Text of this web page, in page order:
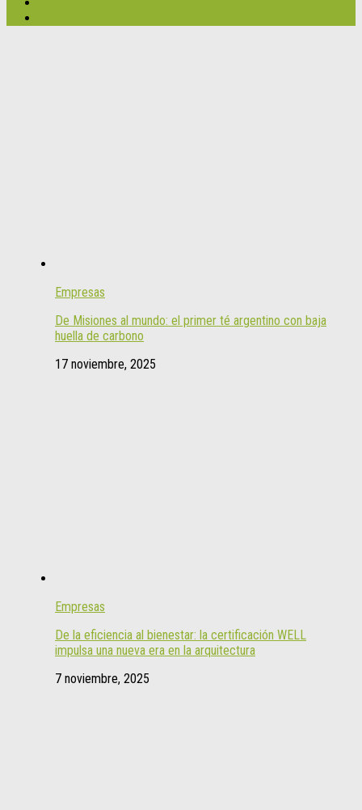
Empresas
De Misiones al mundo: el primer té argentino con baja
huella de carbono
17 noviembre, 2025
Empresas
De la eficiencia al bienestar: la certificación WELL
impulsa una nueva era en la arquitectura
7 noviembre, 2025